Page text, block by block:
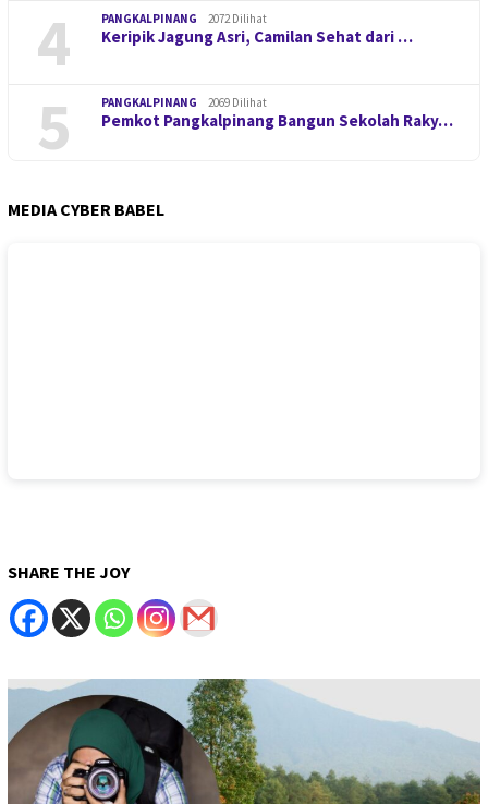
4 PANGKALPINANG 2072 Dilihat
Keripik Jagung Asri, Camilan Sehat dari …
5 PANGKALPINANG 2069 Dilihat
Pemkot Pangkalpinang Bangun Sekolah Raky…
MEDIA CYBER BABEL
SHARE THE JOY